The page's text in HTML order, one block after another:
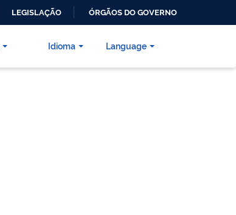
LEGISLAÇÃO ÓRGÃOS DO GOVERNO
Language
Idioma